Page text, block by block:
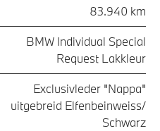
83.940 km
BMW Individual Special
Request Lakkleur
Exclusivleder "Nappa"
uitgebreid Elfenbeinweiss/
Schwarz